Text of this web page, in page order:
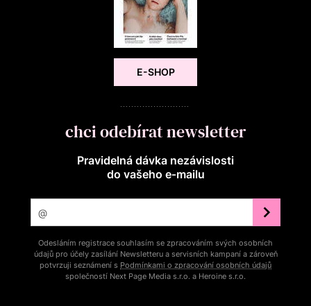
E-SHOP
chci odebírat newsletter
Pravidelná dávka nezávislosti
do vašeho e‑mailu
Odesláním registrace souhlasím se zpracováním svých osobních
údajů pro účely zasílání Newsletteru a servisních kampaní a zároveň
potvrzuji seznámení s Podmínkami o zpracování osobních údajů
společností Next Page Media s.r.o. a Heroine s.r.o.